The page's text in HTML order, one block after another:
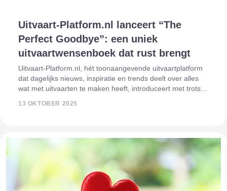
Uitvaart-Platform.nl lanceert “The
Perfect Goodbye”: een uniek
uitvaartwensenboek dat rust brengt
Uitvaart-Platform.nl, hét toonaangevende uitvaartplatform
dat dagelijks nieuws, inspiratie en trends deelt over alles
wat met uitvaarten te maken heeft, introduceert met trots
13 OKTOBER 2025